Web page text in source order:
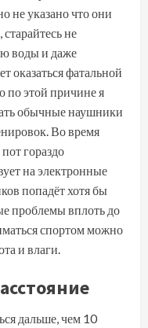
не указано что они
не
воды и даже
оказаться фатальной
по этой причине я
обычные наушники
Во время
гораздо
на электронные
попадёт хотя бы
проблемы вплоть до
спортом можно
и влаги.
дальше, чем 10